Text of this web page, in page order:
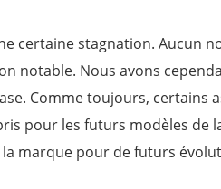
certaine stagnation. Aucun
notable. Nous avons
Comme toujours, certains
pour les futurs modèles de
marque pour de futurs